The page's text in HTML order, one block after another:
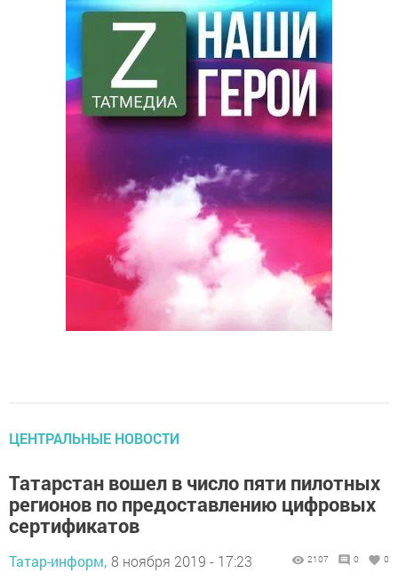
ЦЕНТРАЛЬНЫЕ НОВОСТИ
Татарстан вошел в число пяти пилотных
регионов по предоставлению цифровых
сертификатов
Татар-информ, 8 ноября 2019 - 17:23 2107 0 0